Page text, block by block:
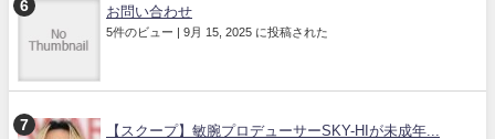
お問い合わせ
5件のビュー | 9月 15, 2025 に投稿された
【スクープ】敏腕プロデューサーSKY-HIが未成年...